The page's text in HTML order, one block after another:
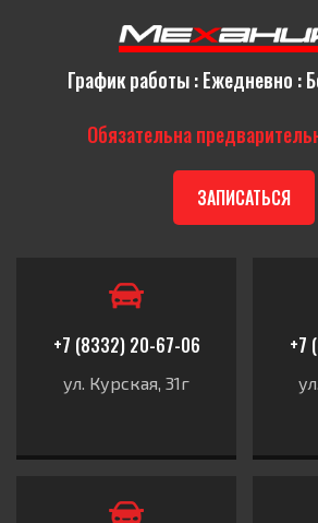
График работы : Ежедневно :
Обязательна
ЗАПИСАТЬСЯ
+7 (8332) 20-67-06
ул. Курская, 31г
+7